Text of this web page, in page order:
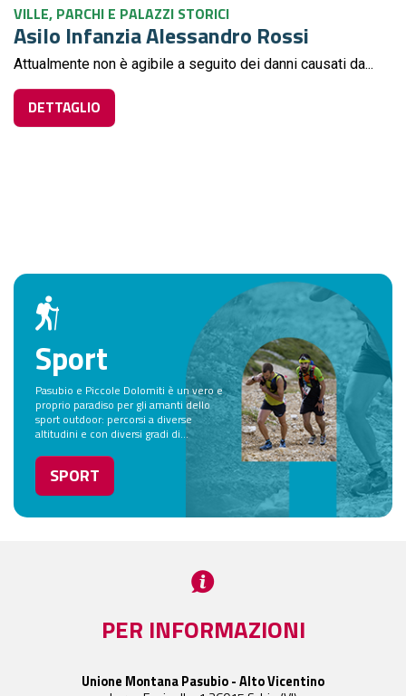
VILLE, PARCHI E PALAZZI STORICI
Asilo Infanzia Alessandro Rossi
Attualmente non è agibile a seguito dei danni causati da...
DETTAGLIO
Sport
Pasubio e Piccole Dolomiti è un vero e
proprio paradiso per gli amanti dello
sport outdoor: percorsi a diverse
altitudini e con diversi gradi di...
SPORT
PER INFORMAZIONI
Unione Montana Pasubio - Alto Vicentino